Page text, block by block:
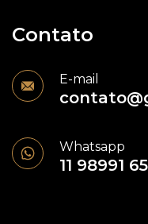
Contato
E-mail
Whatsapp
11 98991